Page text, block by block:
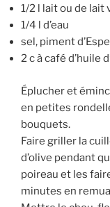
1/2 l lait ou de lait
1/4 l d’eau
sel, piment
2 c à café d’huile
Éplucher et
en petites
bouquets.
Faire griller la
d’olive pendant
poireau et les
minutes en